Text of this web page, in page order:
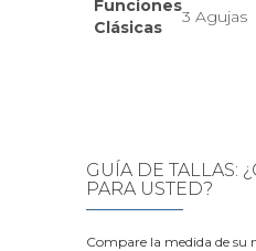
Funciones
Clásicas
3 Agujas
GUÍA DE TALLAS:
PARA USTED?
Compare la medida de su